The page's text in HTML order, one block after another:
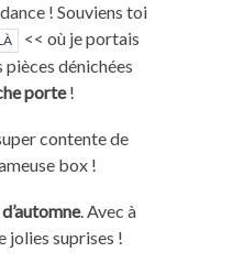
! Souviens toi
<< où je portais
dénichées
porte!
contente de
box !
d’automne. Avec à
jolies suprises !